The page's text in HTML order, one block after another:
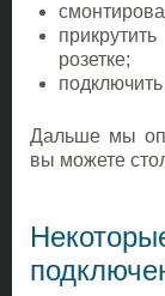
розетке;
Дальше мы
вы можете